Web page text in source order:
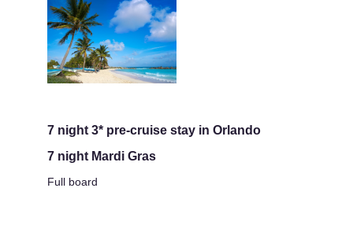
7 night 3* pre-cruise stay in Orlando
7 night Mardi Gras
Full board